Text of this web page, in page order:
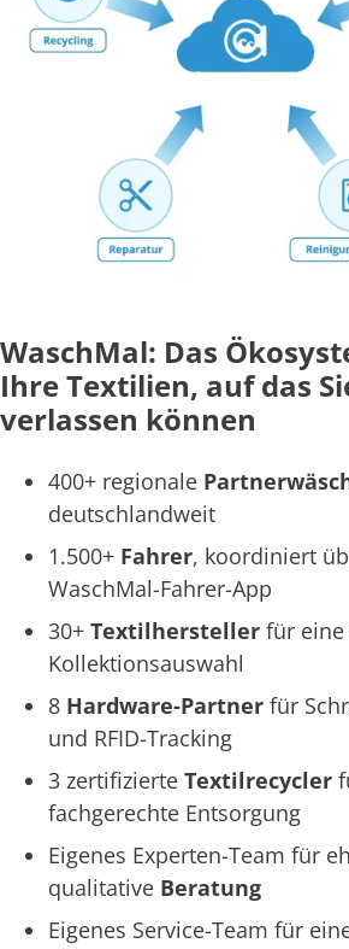
WaschMal: Das
Ihre Textilien, auf das
verlassen können
400+ regionale
deutschlandweit
1.500+ Fahrer, koordiniert
WaschMal-Fahrer-App
30+ Textilhersteller für
Kollektionsauswahl
8 Hardware-Partner für
und RFID-Tracking
3 zertifizierte Textilrecycler
fachgerechte Entsorgung
Eigenes Experten-Team für
qualitative Beratung
Eigenes Service-Team für